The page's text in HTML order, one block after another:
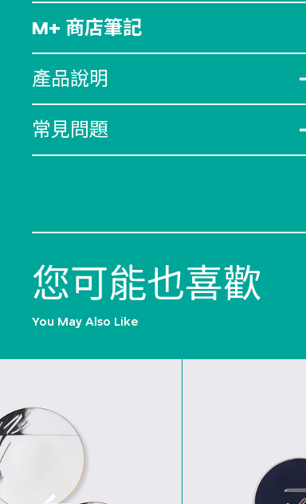
M+ 商店筆記
產品說明
常見問題
您可能也喜歡
You May Also Like